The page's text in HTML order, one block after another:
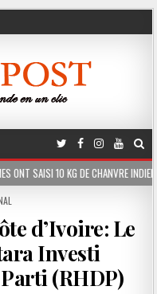
INDIEN DISSIMULÉS DANS LE
d’Ivoire: Le
Investi
(RHDP)